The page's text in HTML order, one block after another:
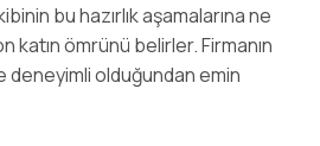
bu hazırlık aşamalarına ne
katın ömrünü belirler. Firmanın
deneyimli olduğundan emin